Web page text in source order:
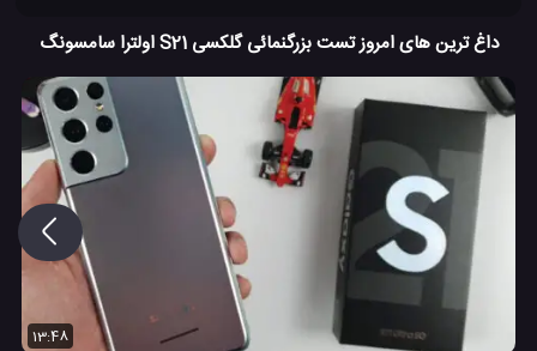
داغ ترین های امروز تست بزرگنمائی گلکسی S21 اولترا سامسونگ
13:48